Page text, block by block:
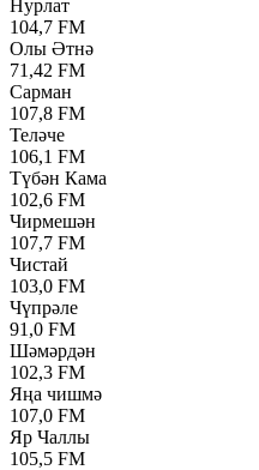
Нурлат
104,7 FM
Олы Әтнә
71,42 FM
Сарман
107,8 FM
Теләче
106,1 FM
Түбән Кама
102,6 FM
Чирмешән
107,7 FM
Чистай
103,0 FM
Чүпрәле
91,0 FM
Шәмәрдән
102,3 FM
Яңа чишмә
107,0 FM
Яр Чаллы
105,5 FM